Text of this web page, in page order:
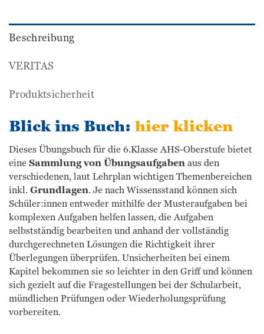
Beschreibung
VERITAS
Produktsicherheit
Blick ins Buch: hier klicken
Dieses Übungsbuch für die 6.Klasse AHS-Oberstufe bietet
eineSammlung von Übungsaufgabenaus den
verschiedenen, laut Lehrplan wichtigen Themenbereichen
inkl. Grundlagen. Je nach Wissensstand können sich
Schüler:innen entweder mithilfe der Musteraufgaben bei
komplexen Aufgaben helfen lassen, die Aufgaben
selbstständig bearbeiten und anhand der vollständig
durchgerechneten Lösungen die Richtigkeit ihrer
Überlegungen überprüfen. Unsicherheiten bei einem
Kapitel bekommen sie so leichter in den Griff und können
sich gezielt auf die Fragestellungen bei der Schularbeit,
mündlichen Prüfungen oder Wiederholungsprüfung
vorbereiten.